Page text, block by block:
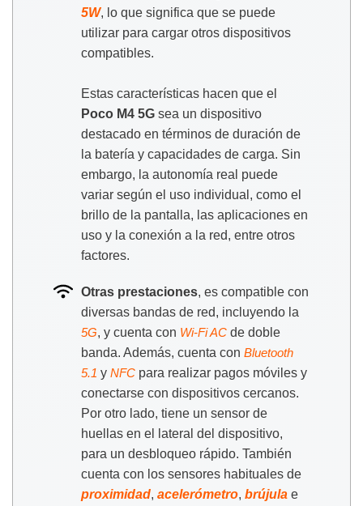
5W, lo que significa que se puede
utilizar para cargar otros dispositivos
compatibles.
Estas características hacen que el
Poco M4 5G sea un dispositivo
destacado en términos de duración de
la batería y capacidades de carga. Sin
embargo, la autonomía real puede
variar según el uso individual, como el
brillo de la pantalla, las aplicaciones en
uso y la conexión a la red, entre otros
factores.
Otras prestaciones, es compatible con
diversas bandas de red, incluyendo la
5G, y cuenta con Wi-Fi AC de doble
banda. Además, cuenta con Bluetooth
5.1 y NFC para realizar pagos móviles y
conectarse con dispositivos cercanos.
Por otro lado, tiene un sensor de
huellas en el lateral del dispositivo,
para un desbloqueo rápido. También
cuenta con los sensores habituales de
proximidad, acelerómetro, brújula e